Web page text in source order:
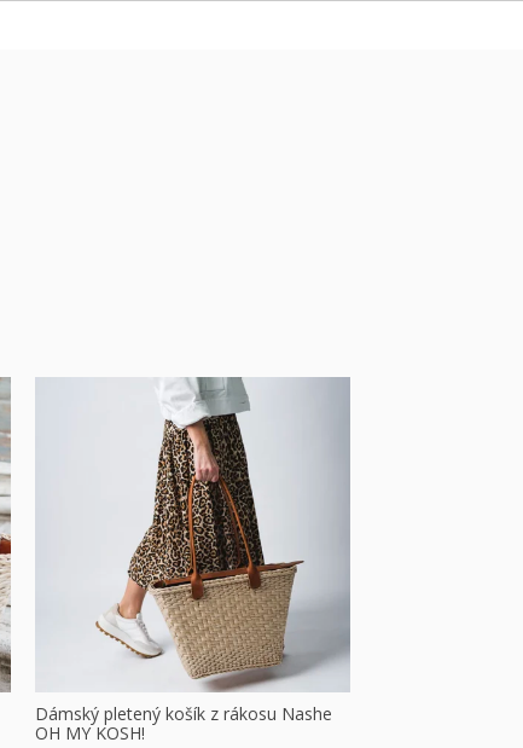
Dámský pletený košík z rákosu Nashe
OH MY KOSH!